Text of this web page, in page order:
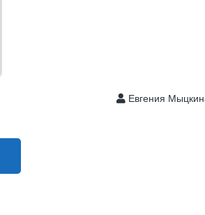
Евгения